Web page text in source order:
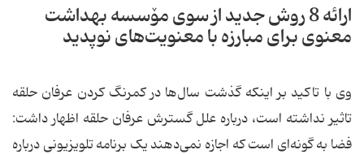
ارائه 8 روش جدید از سوی مۆسسه بهداشت
معنوی برای مبارزه با معنویت‌های نوپدید
وی با تاکید بر اینکه گذشت سال‌ها در کمرنگ کردن عرفان حلقه
تاثیر نداشته است، درباره علل گسترش عرفان حلقه اظهار داشت:
فضا به گونه‌ای است که اجازه نمی‌دهند یک برنامه تلویزیونی درباره